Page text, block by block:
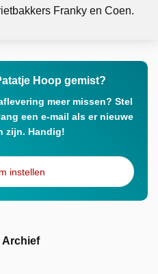
Franky en Coen.
Hoop gemist?
meer missen? Stel
een e-mail als er nieuwe
zijn. Handig!
instellen
Archief